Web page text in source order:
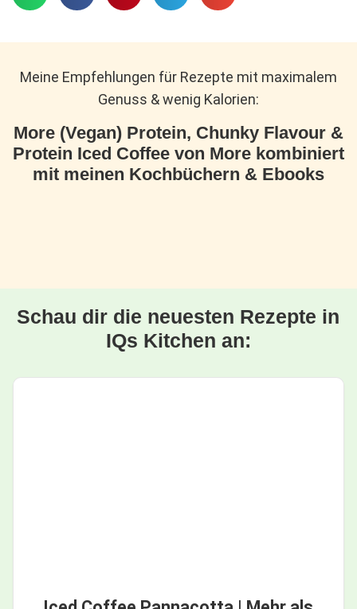
Meine Empfehlungen für Rezepte mit maximalem
Genuss & wenig Kalorien:
More (Vegan) Protein, Chunky Flavour &
Protein Iced Coffee von More kombiniert
mit meinen Kochbüchern & Ebooks
Schau dir die neuesten Rezepte in
IQs Kitchen an: